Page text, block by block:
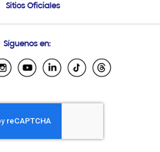
de Compra
vía eMail
Sitios Oficiales
Samsung Ecuador
El Salvador
Honduras
Nicaragua
Panamá
Síguenos en: